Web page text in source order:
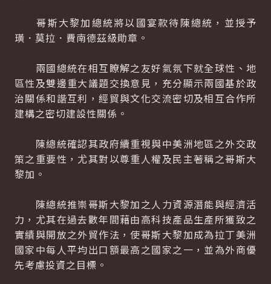
哥斯大黎加總統將以國宴款待陳總統，並授予
璜．莫拉．費南德茲級勛章。
兩國總統在相互瞭解之友好氣氛下就全球性、地
區性及雙邊重大議題交換意見，充分顯示兩國基於政
治關係和諧互利，經貿與文化交流密切及相互合作所
建構之密切建設性關係。
陳總統確認其政府續重視與中美洲地區之外交政
策之重要性，尤其對以尊重人權及民主著稱之哥斯大
黎加。
陳總統推崇哥斯大黎加之人力資源潛能與經濟活
力，尤其在過去數年間藉由高科技產品生產所獲致之
實績與開放之外貿作法，使哥斯大黎加成為拉丁美洲
國家中每人平均出口額最高之國家之一，並為外商優
先考慮投資之目標。